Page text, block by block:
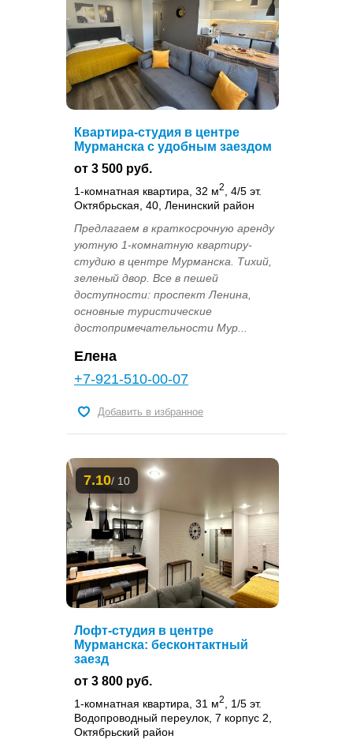
Квартира-студия в центре
Мурманска с удобным заездом
от 3 500 руб.
1-комнатная квартира, 32 м2
, 4/5 эт.
Октябрьская, 40, Ленинский район
Предлагаем в краткосрочную аренду
уютную 1-комнатную квартиру-
студию в центре Мурманска. Тихий,
зеленый двор. Все в пешей
доступности: проспект Ленина,
основные туристические
достопримечательности Мур...
Елена
+7-921-510-00-07
Добавить в избранное
7.10/ 10
Лофт-студия в центре
Мурманска: бесконтактный
заезд
от 3 800 руб.
1-комнатная квартира, 31 м2
, 1/5 эт.
Водопроводный переулок, 7 корпус 2,
Октябрьский район